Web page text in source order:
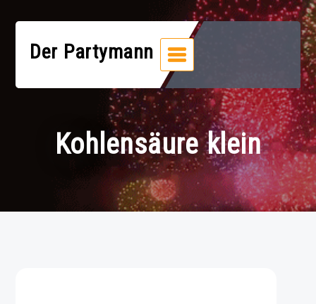
Inhalt
springenDer Partymann
Kohlensäure klein